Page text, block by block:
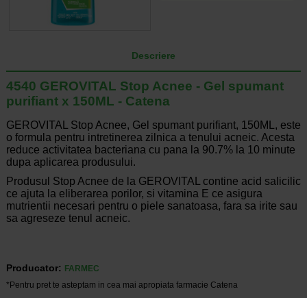
Descriere
4540 GEROVITAL Stop Acnee - Gel spumant
purifiant x 150ML - Catena
GEROVITAL Stop Acnee, Gel spumant purifiant, 150ML, este
o formula pentru intretinerea zilnica a tenului acneic. Acesta
reduce activitatea bacteriana cu pana la 90.7% la 10 minute
dupa aplicarea produsului.
Produsul Stop Acnee de la GEROVITAL contine acid salicilic
ce ajuta la eliberarea porilor, si vitamina E ce asigura
mutrientii necesari pentru o piele sanatoasa, fara sa irite sau
sa agreseze tenul acneic.
Producator:
FARMEC
*Pentru pret te asteptam in cea mai apropiata farmacie Catena